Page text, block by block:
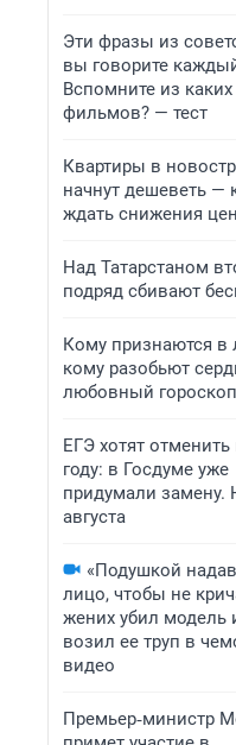
Эти фразы из
вы говорите
Вспомните из
фильмов? — тест
Квартиры в
начнут дешеветь —
ждать снижения цен
Над Татарстаном
подряд сбивают
Кому признаются в
кому разобьют
любовный гороскоп
ЕГЭ хотят отменить
году: в Госдуме уже
придумали замену.
августа
«Подушкой
лицо, чтобы не
жених убил модель
возил ее труп в
видео
Премьер‑министр